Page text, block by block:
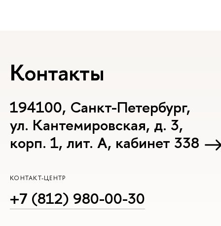
Контакты
194100, Санкт-Петербург,
ул. Кантемировская, д. 3,
корп. 1, лит. А, кабинет 338
КОНТАКТ-ЦЕНТР
+7 (812) 980-00-30